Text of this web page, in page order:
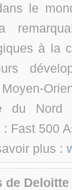
le
à la
Moyen-
du
: Fast 500
plus :
de Deloitte